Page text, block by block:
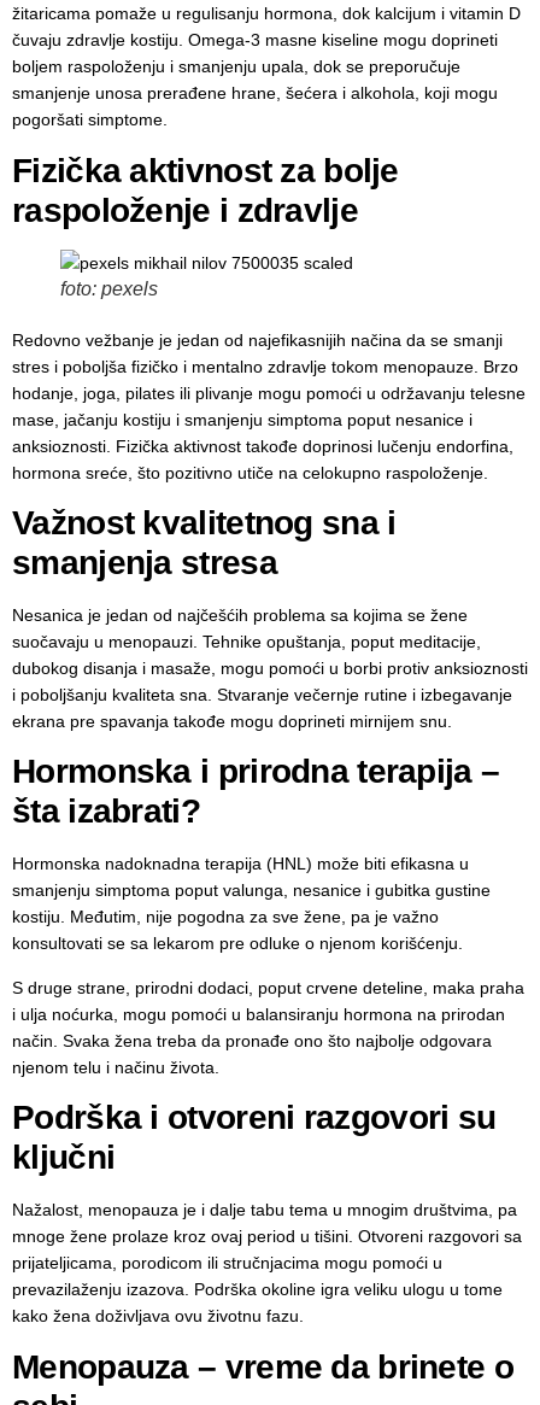
žitaricama pomaže u regulisanju hormona, dok kalcijum i vitamin D
čuvaju zdravlje kostiju. Omega-3 masne kiseline mogu doprineti
boljem raspoloženju i smanjenju upala, dok se preporučuje
smanjenje unosa prerađene hrane, šećera i alkohola, koji mogu
pogoršati simptome.
Fizička aktivnost za bolje
raspoloženje i zdravlje
foto: pexels
Redovno vežbanje je jedan od najefikasnijih načina da se smanji
stres i poboljša fizičko i mentalno zdravlje tokom menopauze. Brzo
hodanje, joga, pilates ili plivanje mogu pomoći u održavanju telesne
mase, jačanju kostiju i smanjenju simptoma poput nesanice i
anksioznosti. Fizička aktivnost takođe doprinosi lučenju endorfina,
hormona sreće, što pozitivno utiče na celokupno raspoloženje.
Važnost kvalitetnog sna i
smanjenja stresa
Nesanica je jedan od najčešćih problema sa kojima se žene
suočavaju u menopauzi. Tehnike opuštanja, poput meditacije,
dubokog disanja i masaže, mogu pomoći u borbi protiv anksioznosti
i poboljšanju kvaliteta sna. Stvaranje večernje rutine i izbegavanje
ekrana pre spavanja takođe mogu doprineti mirnijem snu.
Hormonska i prirodna terapija –
šta izabrati?
Hormonska nadoknadna terapija (HNL) može biti efikasna u
smanjenju simptoma poput valunga, nesanice i gubitka gustine
kostiju. Međutim, nije pogodna za sve žene, pa je važno
konsultovati se sa lekarom pre odluke o njenom korišćenju.
S druge strane, prirodni dodaci, poput crvene deteline, maka praha
i ulja noćurka, mogu pomoći u balansiranju hormona na prirodan
način. Svaka žena treba da pronađe ono što najbolje odgovara
njenom telu i načinu života.
Podrška i otvoreni razgovori su
ključni
Nažalost, menopauza je i dalje tabu tema u mnogim društvima, pa
mnoge žene prolaze kroz ovaj period u tišini. Otvoreni razgovori sa
prijateljicama, porodicom ili stručnjacima mogu pomoći u
prevazilaženju izazova. Podrška okoline igra veliku ulogu u tome
kako žena doživljava ovu životnu fazu.
Menopauza – vreme da brinete o